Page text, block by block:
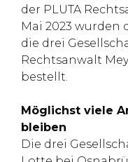
der PLUTA
Mai 2023 wurden
die drei
Rechtsanwalt
bestellt.
Möglichst viele
bleiben
Die drei